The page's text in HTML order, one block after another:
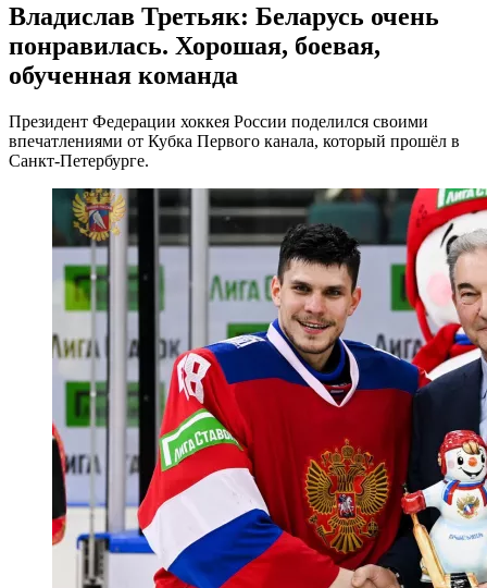
Владислав Третьяк: Беларусь очень
понравилась. Хорошая, боевая,
обученная команда
Президент Федерации хоккея России поделился своими
впечатлениями от Кубка Первого канала, который прошёл в
Санкт-Петербурге.